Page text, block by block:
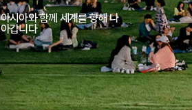
아시아와 함께 세계를 향해 나
아갑니다